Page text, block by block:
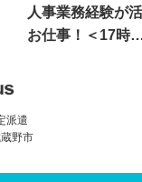
人事業務経験が
お仕事！＜17時
派遣
野市